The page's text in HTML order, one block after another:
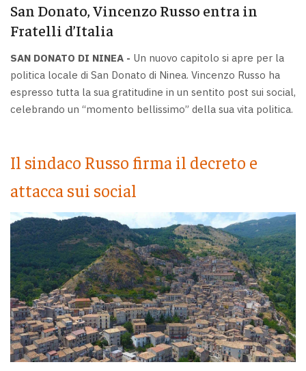
San Donato, Vincenzo Russo entra in
Fratelli d’Italia
SAN DONATO DI NINEA - Un nuovo capitolo si apre per la
politica locale di San Donato di Ninea. Vincenzo Russo ha
espresso tutta la sua gratitudine in un sentito post sui social,
celebrando un “momento bellissimo” della sua vita politica.
Il sindaco Russo firma il decreto e
attacca sui social